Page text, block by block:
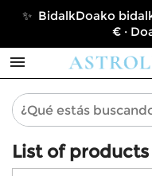
✨ BidalkDoako
€ ·

List of